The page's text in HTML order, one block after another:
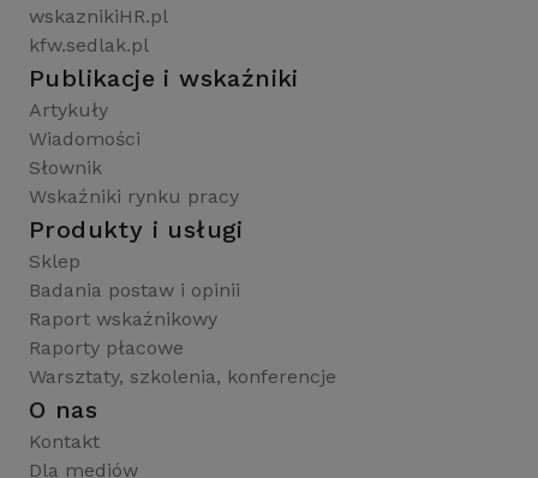
wskaznikiHR.pl
kfw.sedlak.pl
Publikacje i wskaźniki
Artykuły
Wiadomości
Słownik
Wskaźniki rynku pracy
Produkty i usługi
Sklep
Badania postaw i opinii
Raport wskaźnikowy
Raporty płacowe
Warsztaty, szkolenia, konferencje
O nas
Kontakt
Dla mediów